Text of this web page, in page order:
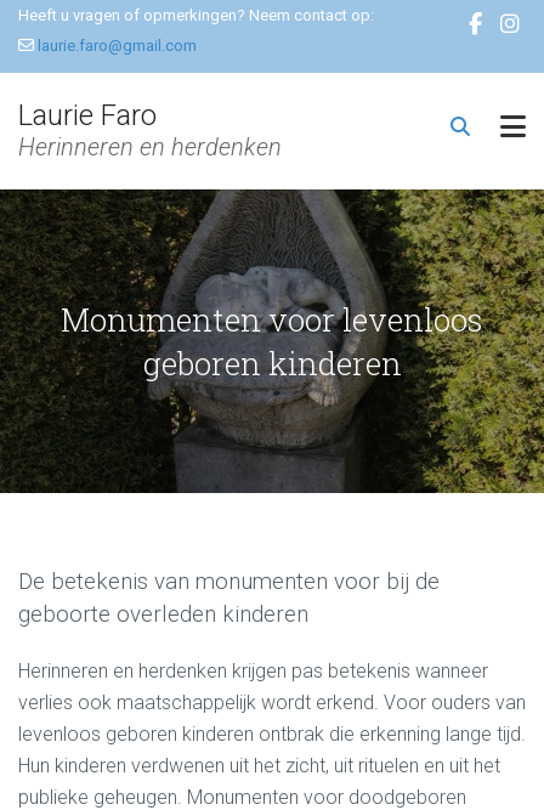
Heeft u vragen of opmerkingen? Neem contact op:
laurie.faro@gmail.com
Laurie Faro
Herinneren en herdenken
Monumenten voor levenloos
geboren kinderen
De betekenis van monumenten voor bij de
geboorte overleden kinderen
Herinneren en herdenken krijgen pas betekenis wanneer
verlies ook maatschappelijk wordt erkend. Voor ouders van
levenloos geboren kinderen ontbrak die erkenning lange tijd.
Hun kinderen verdwenen uit het zicht, uit rituelen en uit het
publieke geheugen. Monumenten voor doodgeboren